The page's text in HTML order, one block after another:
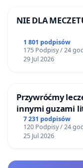
NIE DLA
1 801 podpisów
175 Podpisy / 24
29 Jul 2026
Przywróćmy
innymi guzami
Centrum
7 231 podpisów
120 Podpisy / 24
25 Jul 2026